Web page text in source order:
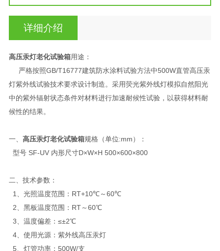
详细介绍
高压汞灯老化试验箱用途：
严格按照GB/T16777建筑防水涂料试验方法中500W直管高压汞
灯紫外线试验技术要求设计制造。采用荧光紫外线灯模拟自然阳光
中的紫外辐射状态条件对材料进行加速耐候性试验，以获得材料耐
候性的结果。
一、 高压汞灯老化试验箱规格（单位:mm）：
型号 SF-UV 内形尺寸D×W×H 500×600×800
二、技术参数：
1、光照温度范围：RT+10℃～60℃
2、黑板温度范围：RT～60℃
3、温度偏差：≤±2℃
4、使用光源：紫外线高压汞灯
5、灯管功率：500W/支